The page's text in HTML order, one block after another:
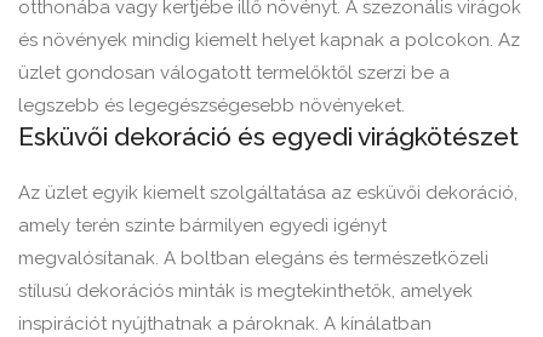
otthonába vagy kertjébe illő növényt. A szezonális virágok
és növények mindig kiemelt helyet kapnak a polcokon. Az
üzlet gondosan válogatott termelőktől szerzi be a
legszebb és legegészségesebb növényeket.
Esküvői dekoráció és egyedi virágkötészet
Az üzlet egyik kiemelt szolgáltatása az esküvői dekoráció,
amely terén szinte bármilyen egyedi igényt
megvalósítanak. A boltban elegáns és természetközeli
stílusú dekorációs minták is megtekinthetők, amelyek
inspirációt nyújthatnak a pároknak. A kínálatban